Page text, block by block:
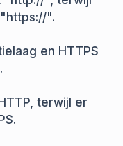
".
en HTTPS
terwijl er